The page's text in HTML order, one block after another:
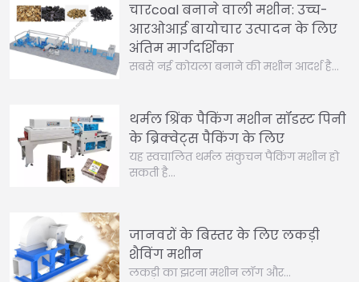
चारcoal बनाने वाली मशीन: उच्च-
आरओआई बायोचार उत्पादन के लिए
अंतिम मार्गदर्शिका
सबसे नई कोयला बनाने की मशीन आदर्श है…
थर्मल श्रिंक पैकिंग मशीन सॉडस्ट पिनी
के ब्रिक्वेट्स पैकिंग के लिए
यह स्वचालित थर्मल संकुचन पैकिंग मशीन हो
सकती है…
जानवरों के बिस्तर के लिए लकड़ी
शैविंग मशीन
लकड़ी का झरना मशीन लॉग और…